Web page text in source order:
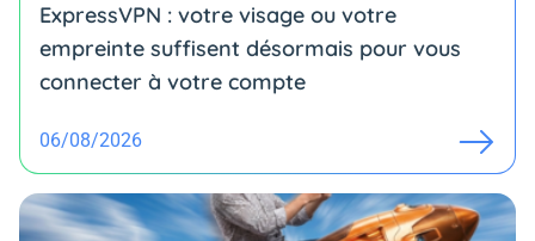
ExpressVPN : votre visage ou votre
empreinte suffisent désormais pour vous
connecter à votre compte
06/08/2026